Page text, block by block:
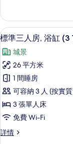
市
景
的
相
片
房,
城
市
詳
情
載
入
所
有
標
準
三
人
房,
3
標準三人房, 浴缸 (3
城景
26 平方米
1 間睡房
可容納 3 人 (按實
3 張單人床
免費 Wi-Fi
詳情
標